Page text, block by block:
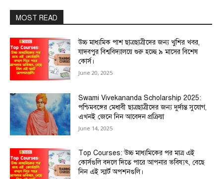
MOST READ
উচ্চ মাধ্যমিক পাশ ছাত্রছাত্রীদের জন্য খুশির খবর,
যাদবপুর বিশ্ববিদ্যালয়ে শুরু হচ্ছে ৯ মাসের বিশেষ
কোর্স।
June 20, 2025
Swami Vivekananda Scholarship 2025:
পশ্চিমবঙ্গের মেধাবী ছাত্রছাত্রীদের জন্য দুর্দান্ত সুযোগ,
এখনই জেনে নিন আবেদন প্রক্রিয়া
June 14, 2025
Top Courses: উচ্চ মাধ্যমিকের পর মাত্র এই
কোর্সগুলি বদলে দিতে পারে আপনার ভবিষ্যৎ, বেছে
নিন এই স্মার্ট অপশনগুলি।